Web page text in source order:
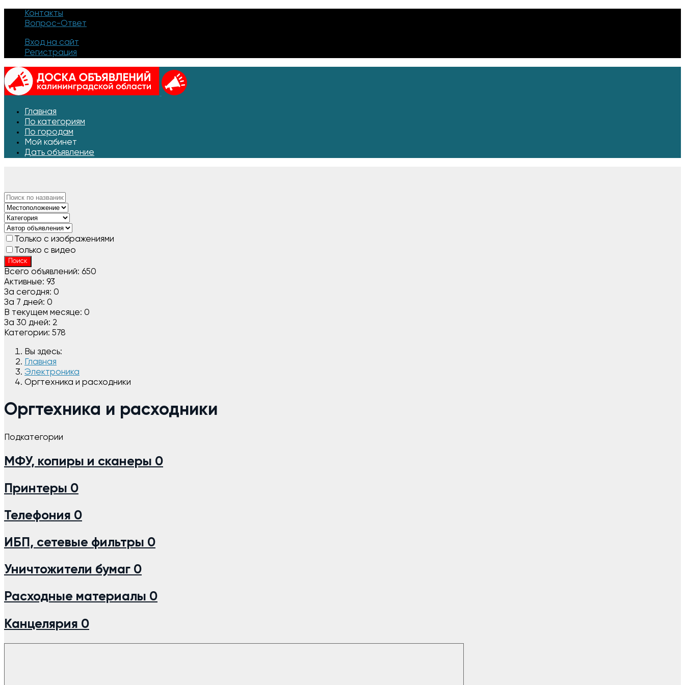
Контакты
Вопрос-Ответ
Вход на сайт
Регистрация
Главная
По категориям
По городам
Мой кабинет
Дать объявление
Только с изображениями
Только с видео
Поиск
Всего объявлений: 650
Активные: 93
За сегодня: 0
За 7 дней: 0
В текущем месяце: 0
За 30 дней: 2
Категории: 578
Вы здесь:
Главная
Электроника
Оргтехника и расходники
Оргтехника и расходники
Подкатегории
МФУ, копиры и сканеры 0
Принтеры 0
Телефония 0
ИБП, сетевые фильтры 0
Уничтожители бумаг 0
Расходные материалы 0
Канцелярия 0